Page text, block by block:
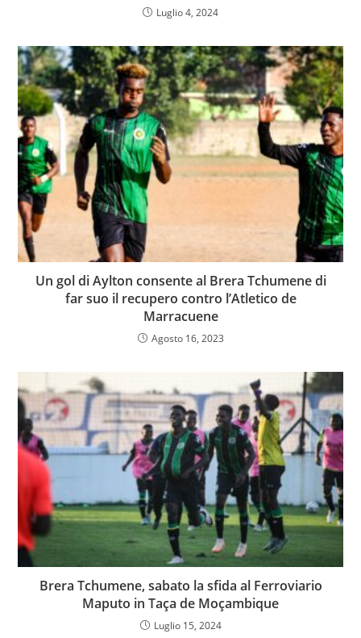
Luglio 4, 2024
Un gol di Aylton consente al Brera Tchumene di
far suo il recupero contro l’Atletico de
Marracuene
Agosto 16, 2023
Brera Tchumene, sabato la sfida al Ferroviario
Maputo in Taça de Moçambique
Luglio 15, 2024